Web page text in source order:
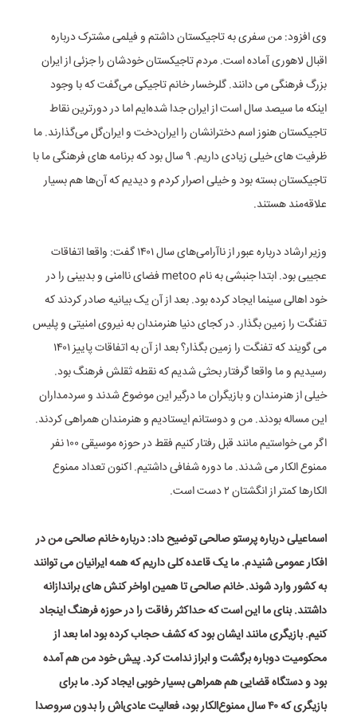
وی افزود: من سفری به تاجیکستان داشتم و فیلمی مشترک درباره
اقبال لاهوری آماده است. مردم تاجیکستان خودشان را جزئی از ایران
بزرگ فرهنگی می دانند. گلرخسار خانم تاجیکی می‌گفت که با وجود
اینکه ما سیصد سال است از ایران جدا شده‌ایم اما در دورترین نقاط
تاجیکستان هنوز اسم دخترانشان را ایران‌دخت و ایران‌گل می‌گذارند. ما
ظرفیت های خیلی زیادی داریم‌. ۹ سال بود که برنامه های فرهنگی ما با
تاجیکستان بسته بود و خیلی اصرار کردم و دیدیم که آن‌ها هم بسیار
علاقه‌مند هستند.
وزیر ارشاد درباره عبور از ناآرامی‌های سال ۱۴۰۱ گفت: واقعا اتفاقات
عجیبی بود. ابتدا جنبشی به نام metoo فضای ناامنی و بدبینی را در
خود اهالی سینما ایجاد کرده بود. بعد از آن یک بیانیه صادر کردند که
تفنگت را زمین بگذار. در کجای دنیا هنرمندان به نیروی امنیتی و پلیس
می گویند که تفنگت را زمین بگذار؟ بعد از آن به اتفاقات پاییز ۱۴۰۱
رسیدیم و ما واقعا گرفتار بحثی شدیم که نقطه ثقلش فرهنگ بود.
خیلی از هنرمندان و بازیگران ما درگیر این موضوع شدند و سردمداران
این مساله بودند. من و دوستانم ایستادیم و هنرمندان همراهی کردند.
اگر می خواستیم مانند قبل رفتار کنیم فقط در حوزه موسیقی ۱۰۰ نفر
ممنوع الکار می شدند. ما دوره شفافی داشتیم. اکنون تعداد ممنوع
الکارها کمتر از انگشتان ۲ دست است.
اسماعیلی درباره پرستو صالحی توضیح داد: درباره خانم صالحی من در
افکار عمومی شنیدم. ما یک قاعده کلی داریم که همه ایرانیان می توانند
به کشور وارد شوند. خانم صالحی تا همین اواخر کنش های براندازانه
داشتند. بنای ما این است که حداکثر رفاقت را در حوزه فرهنگ اینجاد
کنیم. بازیگری مانند ایشان بود که کشف حجاب کرده بود اما بعد از
محکومیت دوباره برگشت و ابراز ندامت کرد. پیش خود من هم آمده
بود و دستگاه قضایی هم همراهی بسیار خوبی ایجاد کرد. ما برای
بازیگری که ۴۰ سال ممنوع‌الکار بود، فعالیت عادی‌اش را بدون سروصدا